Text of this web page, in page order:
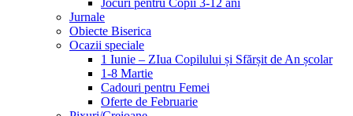
Jurnale
Obiecte Biserica
Ocazii speciale
1 Iunie – ZIua Copilului și Sfărșit de An școlar
1-8 Martie
Cadouri pentru Femei
Oferte de Februarie